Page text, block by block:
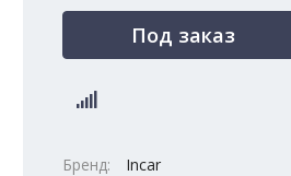
Под заказ
Бренд: Incar